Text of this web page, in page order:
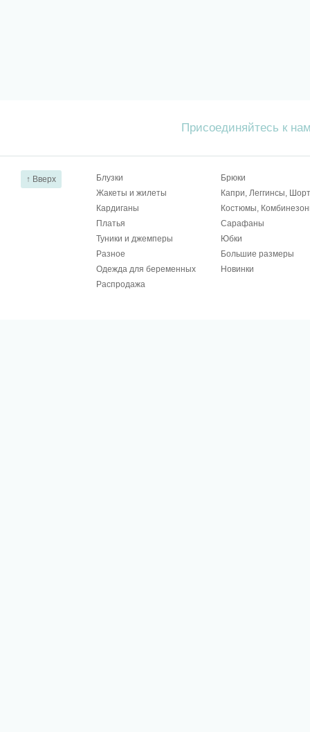
Присоединяйтесь к
↑ Вверх Блузки
Брюки
Жакеты и жилеты
Капри, Леггинсы,
Кардиганы
Костюмы,
Платья
Сарафаны
Туники и джемперы
Юбки
Разное
Большие размеры
Одежда для беременных
Новинки
Распродажа